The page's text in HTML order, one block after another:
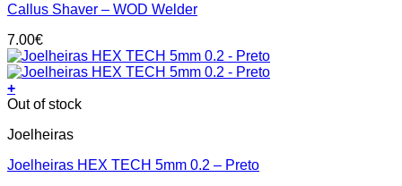
Callus Shaver – WOD Welder
7.00€
+
This
has
variants.
Out of stock
Joelheiras
Joelheiras HEX TECH 5mm 0.2 – Preto